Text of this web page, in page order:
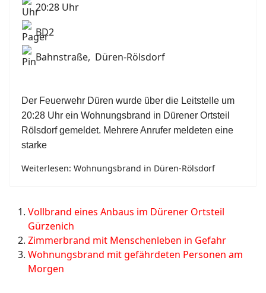
20:28 Uhr
BD2
Bahnstraße, Düren-Rölsdorf
Der Feuerwehr Düren wurde über die Leitstelle um
20:28 Uhr ein Wohnungsbrand in Dürener Ortsteil
Rölsdorf gemeldet. Mehrere Anrufer meldeten eine
starke
Weiterlesen: Wohnungsbrand in Düren-Rölsdorf
Vollbrand eines Anbaus im Dürener Ortsteil
Gürzenich
Zimmerbrand mit Menschenleben in Gefahr
Wohnungsbrand mit gefährdeten Personen am
Morgen